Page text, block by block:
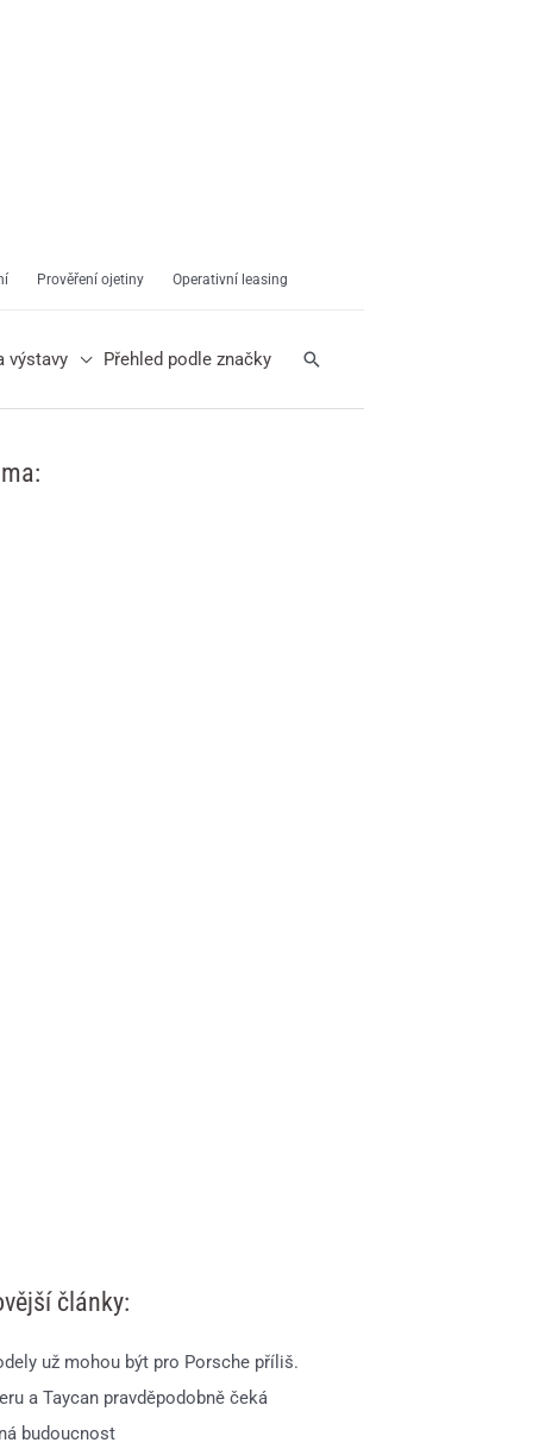
Prověření ojetiny Operativní leasing
výstavy Přehled podle značky Hledat
články:
už mohou být pro Porsche příliš.
a Taycan pravděpodobně čeká
budoucnost